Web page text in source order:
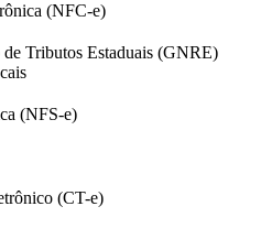
(NFC-e)
Tributos Estaduais (GNRE)
(NFS-e)
(CT-e)